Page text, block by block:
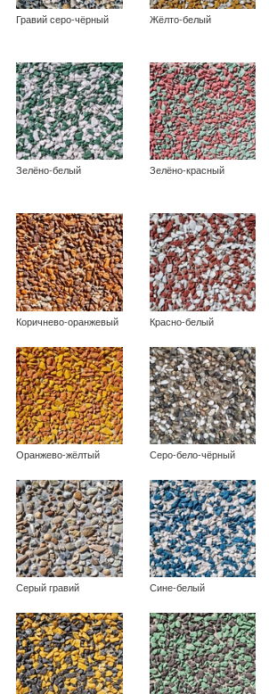
Гравий серо-чёрный Жёлто-белый
Зелёно-белый Зелёно-красный
Коричнево-оранжевый Красно-белый
Оранжево-жёлтый Серо-бело-чёрный
Серый гравий Сине-белый